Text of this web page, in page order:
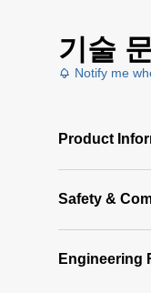
기술
Notify me
Product
Safety &
Engineering